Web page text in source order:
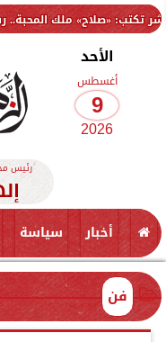
ملك المحبة.. رسول السلام
الأحد
أغسطس
9
2026
رئيس
أخبار سياسة
فن